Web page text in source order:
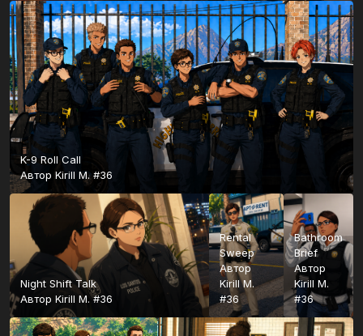
K-9 Roll Call
Автор Kirill M. #36
Night Shift Talk
Автор Kirill M. #36
Rental
Sweep
Автор
Kirill M.
#36
Bathroom
Brief
Автор
Kirill M.
#36